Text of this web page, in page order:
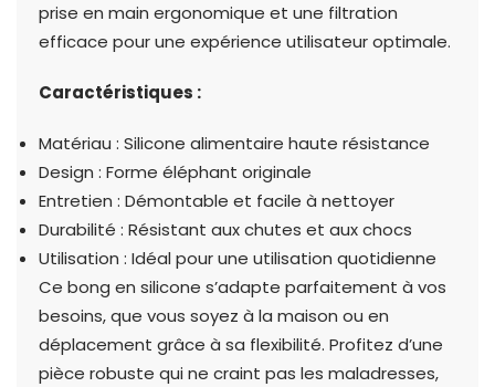
prise en main ergonomique et une filtration
efficace pour une expérience utilisateur optimale.
Caractéristiques :
Matériau : Silicone alimentaire haute résistance
Design : Forme éléphant originale
Entretien : Démontable et facile à nettoyer
Durabilité : Résistant aux chutes et aux chocs
Utilisation : Idéal pour une utilisation quotidienne
Ce bong en silicone s’adapte parfaitement à vos
besoins, que vous soyez à la maison ou en
déplacement grâce à sa flexibilité. Profitez d’une
pièce robuste qui ne craint pas les maladresses,